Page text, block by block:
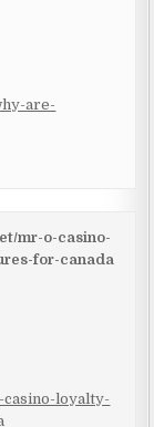
are-
mr-o-casino-
for-canada
loyalty-